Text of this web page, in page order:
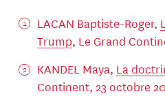
LACAN Baptiste-Roger,
Trump, Le Grand
KANDEL Maya, La
Continent, 23 octobre